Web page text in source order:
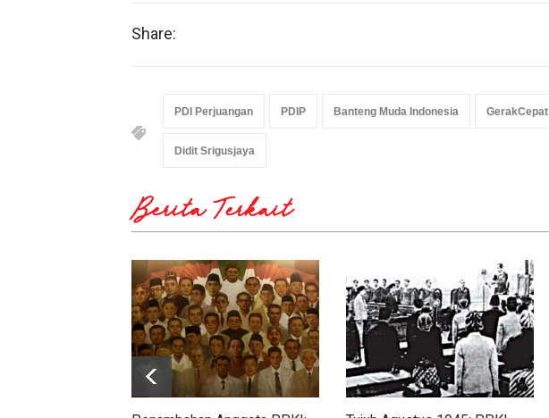
Share:
PDI Perjuangan PDIP Banteng Muda Indonesia GerakCepat
Didit Srigusjaya
Berita Terkait